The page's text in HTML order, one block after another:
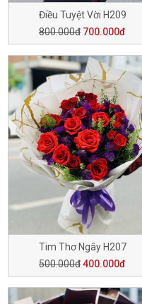
Điều Tuyệt Vời H209
800.000đ 700.000đ
Tim Thơ Ngây H207
500.000đ400.000đ